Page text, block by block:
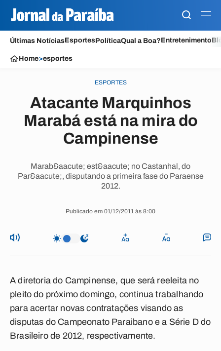
Últimas NotíciasEsportesPolíticaQual a Boa?Entretenimento
Home>esportes
ESPORTES
Atacante Marquinhos
Marabá está na mira do
Campinense
Marab&aacute; est&aacute; no Castanhal, do
Par&aacute;, disputando a primeira fase do Paraense
2012.
Publicado em 01/12/2011 às 8:00
A diretoria do Campinense, que será reeleita no
pleito do próximo domingo, continua trabalhando
para acertar novas contratações visando as
disputas do Campeonato Paraibano e a Série D do
Brasileiro de 2012, respectivamente.